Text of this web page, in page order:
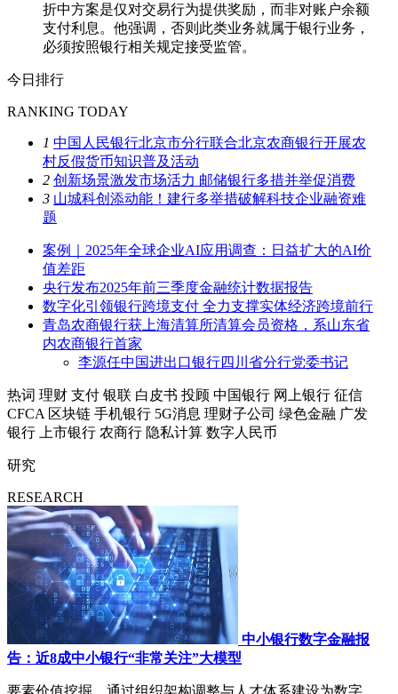
折中方案是仅对交易行为提供奖励，而非对账户余额
支付利息。他强调，否则此类业务就属于银行业务，
必须按照银行相关规定接受监管。
今日排行
RANKING TODAY
1 中国人民银行北京市分行联合北京农商银行开展农
村反假货币知识普及活动
2 创新场景激发市场活力 邮储银行多措并举促消费
3 山城科创添动能！建行多举措破解科技企业融资难
题
案例｜2025年全球企业AI应用调查：日益扩大的AI价
值差距
央行发布2025年前三季度金融统计数据报告
数字化引领银行跨境支付 全力支撑实体经济跨境前行
青岛农商银行获上海清算所清算会员资格，系山东省
内农商银行首家
李源任中国进出口银行四川省分行党委书记
热词 理财 支付 银联 白皮书 投顾 中国银行 网上银行 征信
CFCA 区块链 手机银行 5G消息 理财子公司 绿色金融 广发
银行
上市银行 农商行 隐私计算 数字人民币
研究
RESEARCH
中小银行数字金融报
告：近8成中小银行“非常关注”大模型
要素价值挖掘，通过组织架构调整与人才体系建设为数字